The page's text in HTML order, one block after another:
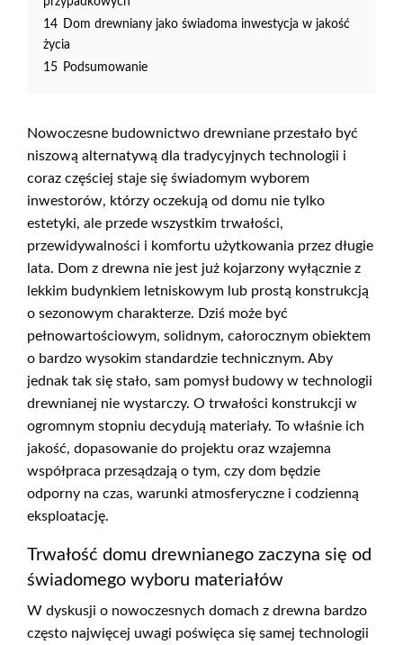
14 Dom drewniany jako świadoma inwestycja w jakość
życia
15 Podsumowanie
Nowoczesne budownictwo drewniane przestało być
niszową alternatywą dla tradycyjnych technologii i
coraz częściej staje się świadomym wyborem
inwestorów, którzy oczekują od domu nie tylko
estetyki, ale przede wszystkim trwałości,
przewidywalności i komfortu użytkowania przez długie
lata. Dom z drewna nie jest już kojarzony wyłącznie z
lekkim budynkiem letniskowym lub prostą konstrukcją
o sezonowym charakterze. Dziś może być
pełnowartościowym, solidnym, całorocznym obiektem
o bardzo wysokim standardzie technicznym. Aby
jednak tak się stało, sam pomysł budowy w technologii
drewnianej nie wystarczy. O trwałości konstrukcji w
ogromnym stopniu decydują materiały. To właśnie ich
jakość, dopasowanie do projektu oraz wzajemna
współpraca przesądzają o tym, czy dom będzie
odporny na czas, warunki atmosferyczne i codzienną
eksploatację.
Trwałość domu drewnianego zaczyna się od
świadomego wyboru materiałów
W dyskusji o nowoczesnych domach z drewna bardzo
często najwięcej uwagi poświęca się samej technologii